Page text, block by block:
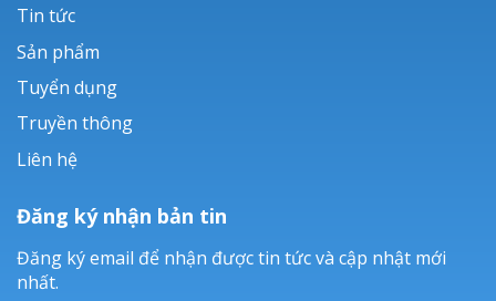
Tin tức
Sản phẩm
Tuyển dụng
Truyền thông
Liên hệ
Đăng ký nhận bản tin
Đăng ký email để nhận được tin tức và cập nhật mới
nhất.